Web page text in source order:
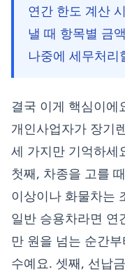
연간 한도 계산
낼 때 항목별 금
나중에 세무처리
결국 이게 핵심이에
개인사업자가 장기
세 가지만 기억하세
첫째, 차종을 고를
이상이나 화물차는
일반 승용차라면 연
만 원을 넘는 순간
수예요. 셋째, 선납